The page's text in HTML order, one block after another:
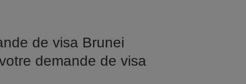
de visa Brunei
demande de visa